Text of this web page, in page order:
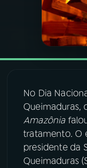
PODCASTS
VIDEOCASTS
08FESTIVAL DE
YouTube
No Dia
Queimaduras,
Amazônia
tratamento. O
presidente da
Queimaduras